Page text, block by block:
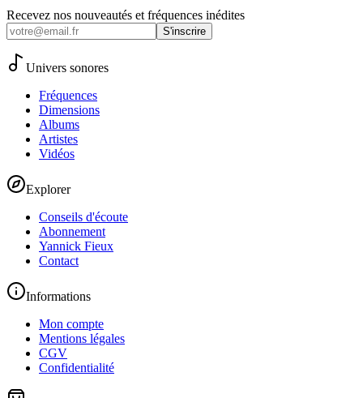
Recevez nos nouveautés et fréquences inédites
S'inscrire
Univers sonores
Fréquences
Dimensions
Albums
Artistes
Vidéos
Explorer
Conseils d'écoute
Abonnement
Yannick Fieux
Contact
Informations
Mon compte
Mentions légales
CGV
Confidentialité